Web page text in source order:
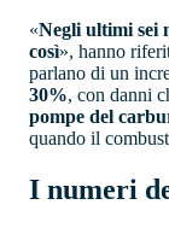
«Negli ultimi sei
così», hanno
parlano di un
30%, con danni
pompe del
quando il
I numeri